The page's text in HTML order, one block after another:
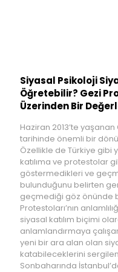
Siyasal Psikoloji
Öğretebilir? Gezi
Üzerinden Bir
Haziran 2013’te
tarihinde önemli bir
Özellikle de Türkiye gibi
katılıma ve protestolar
göstermedikleri ve
bulunduğunu belirten
geçmediği göz önünde
Protestoları’nın
siyasal katılım biçimi
anlamlandırmaya
yeni bir ara alan olan
katabileceklerini
Sonbaharında